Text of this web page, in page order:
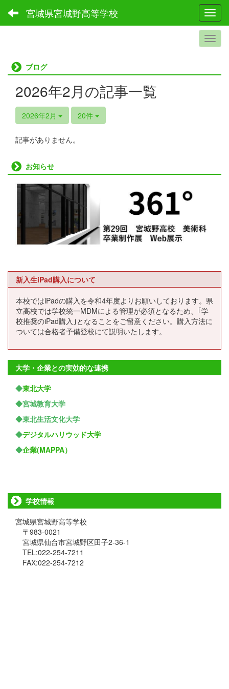
宮城県宮城野高等学校
ブログ
2026年2月の記事一覧
2026年2月 20件
記事がありません。
お知らせ
新入生iPad購入について
本校ではiPadの購入を令和4年度よりお願いしております。県
立高校では学校統一MDMによる管理が必須となるため、｢学
校推奨のiPad購入｣となることをご留意ください。購入方法に
ついては合格者予備登校にて説明いたします。
大学・企業との実効的な連携
◆東北大学
◆宮城教育大学
◆東北生活文化大学
◆デジタルハリウッド大学
◆企業(MAPPA）
学校情報
宮城県宮城野高等学校
〒983-0021
宮城県仙台市宮城野区田子2-36-1
TEL:022-254-7211
FAX:022-254-7212